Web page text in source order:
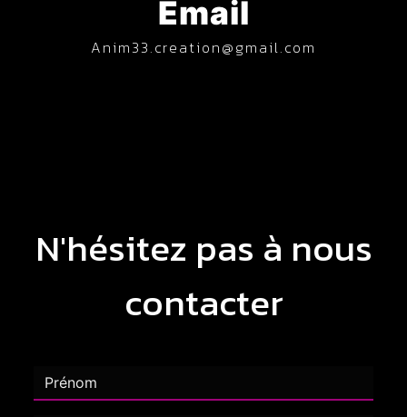
Email
anim33.creation@gmail.com
N'hésitez pas à nous
contacter